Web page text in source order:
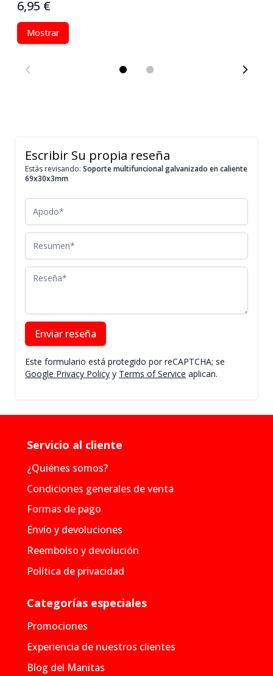
6,95 €
Mostrar
Escribir Su propia reseña
Estás revisando: Soporte multifuncional galvanizado en caliente
69x30x3mm
Apodo
Resumen
Reseña
Enviar reseña
Este formulario está protegido por reCAPTCHA; se
Google Privacy Policy y Terms of Service aplican.
Servicio al cliente
¿Quiénes somos?
Condiciones generales de venta
Formas de pago
Envío y devoluciones
Reembolso y devolución
Política de privacidad
Categorías especiales
Promociones
Experiencia de nuestros clientes
Blog del Manitas